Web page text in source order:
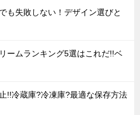
も失敗しない！デザイン選びと
ームランキング5選はこれだ!!ベ
!!冷蔵庫?冷凍庫?最適な保存方法